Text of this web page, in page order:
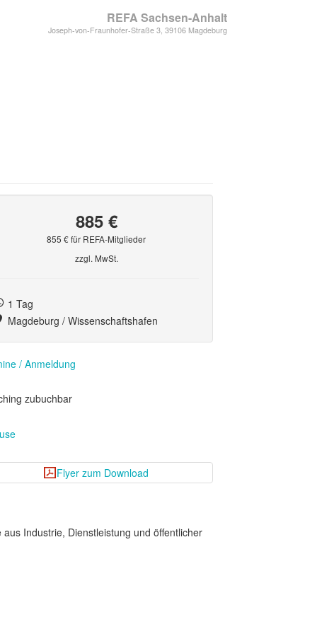
REFA Sachsen-Anhalt
Joseph-von-Fraunhofer-Straße 3, 39106 Magdeburg
885 €
855 € für REFA-Mitglieder
zzgl. MwSt.
1 Tag
Magdeburg / Wissenschaftshafen
/ Anmeldung
zubuchbar
Flyer zum Download
Industrie, Dienstleistung und öffentlicher